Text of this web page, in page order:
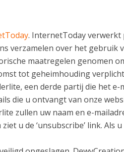
. InternetToday verwerkt
verzamelen over het gebruik
maatregelen genomen
tot geheimhouding
een derde partij die het
die u ontvangt van onze
zullen uw naam en e-
u de ‘unsubscribe’ link.